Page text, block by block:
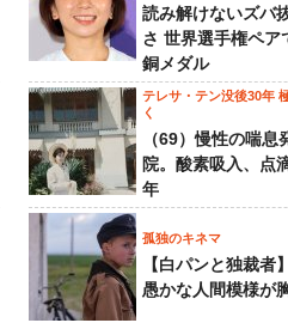
読み解けないズバ
さ 世界選手権ペア
銅メダル
テレサ・テン没後30年
く
（69）慢性の喘息
院。酸素吸入、点
年
孤独のキネマ
【白パンと独裁者
愚かな人間模様が